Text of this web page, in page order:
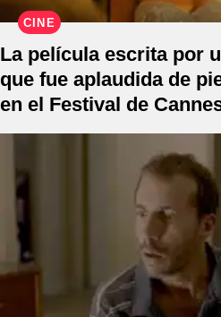
CINE
La película escrita por
que fue aplaudida de
en el Festival de